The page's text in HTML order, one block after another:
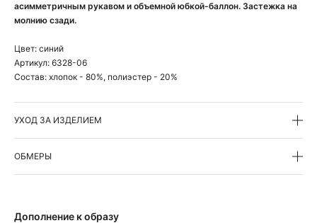
асимметричным рукавом и объемной юбкой-баллон. Застежка на
молнию сзади.
Цвет: синий
Артикул: 6328-06
Состав: хлопок - 80%, полиэстер - 20%
УХОД ЗА ИЗДЕЛИЕМ
ОБМЕРЫ
Дополнение к образу